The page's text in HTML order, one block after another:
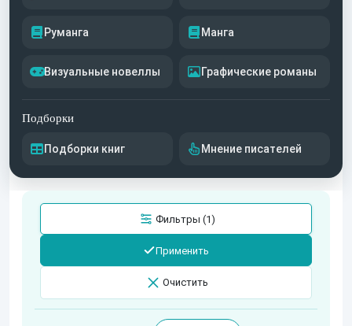
Руманга Манга
Визуальные новеллы Графические романы
Подборки
Подборки книг Мнение писателей
Фильтры (1)
Применить
Очистить